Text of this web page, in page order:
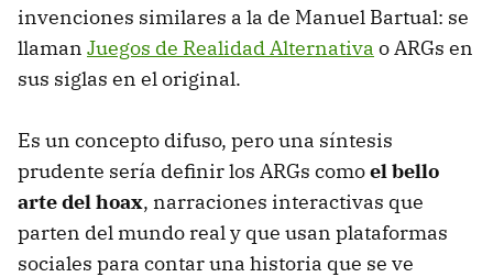
invenciones similares a la de Manuel Bartual: se
llaman Juegos de Realidad Alternativa o ARGs en
sus siglas en el original.
Es un concepto difuso, pero una síntesis
prudente sería definir los ARGs comoel bello
arte del hoax, narraciones interactivas que
parten del mundo real y que usan plataformas
sociales para contar una historia que se ve